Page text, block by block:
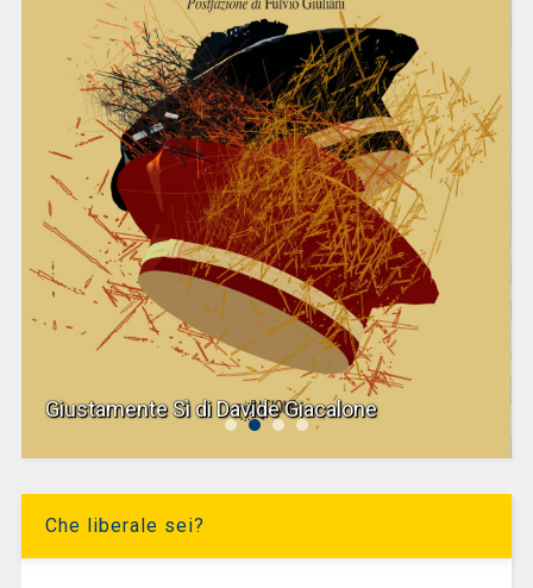
Giustamente Sì di Davide Giacalone
Che liberale sei?